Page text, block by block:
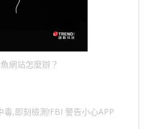
網站怎麼辦？
,即刻檢測!FBI 警告小心APP